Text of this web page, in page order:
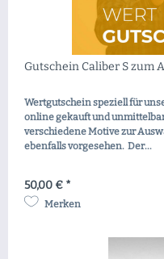
Gutschein Caliber S zum
Wertgutschein speziell für
online gekauft und
verschiedene Motive zur
ebenfalls vorgesehen. Der...
50,00 € *
Merken